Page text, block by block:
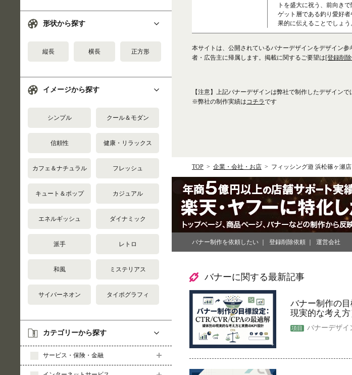
形状から探す
縦長 横長 正方形
イメージから探す
シンプル クール＆モダン
信頼性 健康・リラックス
カフェ＆ナチュラル フレッシュ
キュート＆ポップ カジュアル
エネルギッシュ ダイナミック
派手 レトロ
和風 ミステリアス
サイバーネオン タイポグラフィ
カテゴリーから探す
サービス・保険・金融
トを盛大に祝う、前向き
ゲット層である釣り愛好
果的に伝えることでしょう
本サイトは、公開されているバナーデザインをデザイン
者・広告主に帰属します。掲載に関するご要望は[登録削
【注意】上記バナーデザインは弊社で制作したデザインで
※弊社の制作実績はコチラです
TOP 企業・会社・お店 フィッシング遊 浜松篠ヶ瀬
バナー制作を依頼したい 登録削除依頼 運営会社
バナーに関する最新記事
バナー制作の
現実的な考え方
バナーデザイ